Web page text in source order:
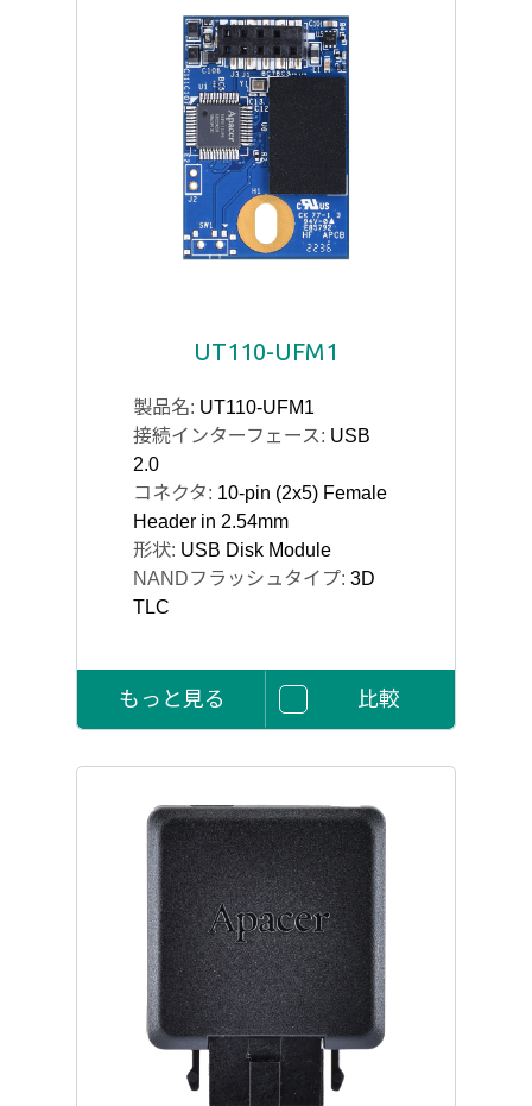
UT110-UFM1
製品名: UT110-UFM1
接続インターフェース: USB
2.0
コネクタ: 10-pin (2x5) Female
Header in 2.54mm
形状: USB Disk Module
NANDフラッシュタイプ: 3D
TLC
もっと見る 比較